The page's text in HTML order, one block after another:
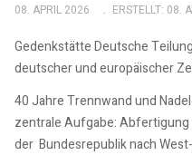
08. APRIL 2026 ERSTELLT: 08.
Gedenkstätte Deutsche
deutscher und europäischer
40 Jahre Trennwand und
zentrale Aufgabe:
der Bundesrepublik nach